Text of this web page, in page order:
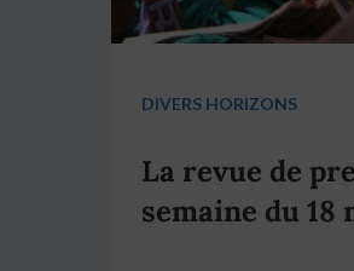
DIVERS HORIZONS
La revue de
semaine du 18